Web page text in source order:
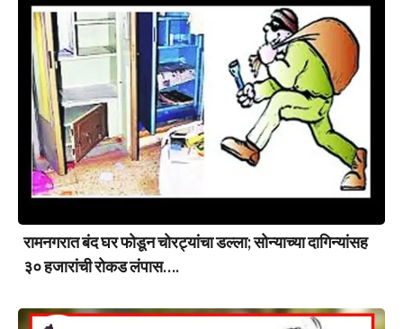
रामनगरात बंद घर फोडून चोरट्यांचा डल्ला; सोन्याच्या दागिन्यांसह
३० हजारांची रोकड लंपास….